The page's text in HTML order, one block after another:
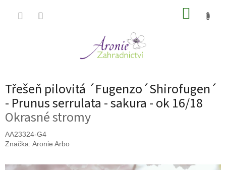
Třešeň pilovitá ´Fugenzo´Shirofugen´
- Prunus serrulata - sakura - ok 16/18
Okrasné stromy
AA23324-G4
Značka: Aronie Arbo